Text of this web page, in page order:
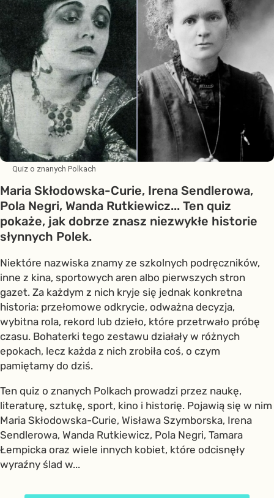
Quiz o znanych Polkach
Maria Skłodowska-Curie, Irena Sendlerowa,
Pola Negri, Wanda Rutkiewicz... Ten quiz
pokaże, jak dobrze znasz niezwykłe historie
słynnych Polek.
Niektóre nazwiska znamy ze szkolnych podręczników,
inne z kina, sportowych aren albo pierwszych stron
gazet. Za każdym z nich kryje się jednak konkretna
historia: przełomowe odkrycie, odważna decyzja,
wybitna rola, rekord lub dzieło, które przetrwało próbę
czasu. Bohaterki tego zestawu działały w różnych
epokach, lecz każda z nich zrobiła coś, o czym
pamiętamy do dziś.
Ten quiz o znanych Polkach prowadzi przez naukę,
literaturę, sztukę, sport, kino i historię. Pojawią się w nim
Maria Skłodowska-Curie, Wisława Szymborska, Irena
Sendlerowa, Wanda Rutkiewicz, Pola Negri, Tamara
Łempicka oraz wiele innych kobiet, które odcisnęły
wyraźny ślad w...